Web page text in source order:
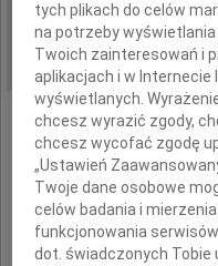
REGION:
DATA EMISJI: 27.04.2026
Również
tych plikach do celów
na potrzeby
Twoich zainteresowań i
aplikacjach i w
wyświetlanych.
chcesz wyrazić zgody,
chcesz wycofać zgodę
„Ustawień
Twoje dane osobowe
celów badania i
funkcjonowania
dot. świadczonych Tobie